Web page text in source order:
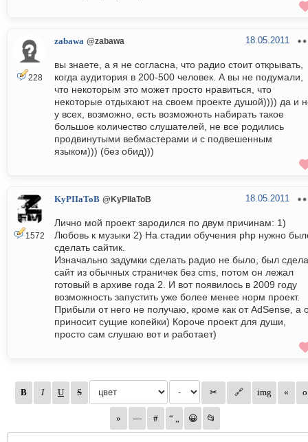
228
zabawa @zabawa 18.05.2011
вы знаете, а я не согласна, что радио стоит открывать,
когда аудитория в 200-500 человек. А вы не подумали,
что некоторым это может просто нравиться, что
некоторые отдыхают на своем проекте душой)))) да и
у всех, возможно, есть возможноть набирать такое
большое количество слушателей, не все родились
продвинутыми вебмастерами и с подвешенным
языком))) (без обид)))
1572
KyPIIaToB @KyPIIaToB 18.05.2011
Лично мой проект зародился по двум причинам: 1)
Любовь к музыки 2) На стадии обучения php нужно
сделать сайтик.
Изначально задумки сделать радио не было, был
сайт из обычных страничек без cms, потом он лежал
готовый в архиве года 2. И вот появилось в 2009 году
возможность запустить уже более менее норм проект.
Прибыли от него не получаю, кроме как от AdSense, а
приносит сущие копейки) Короче проект для души,
просто сам слушаю вот и работает)